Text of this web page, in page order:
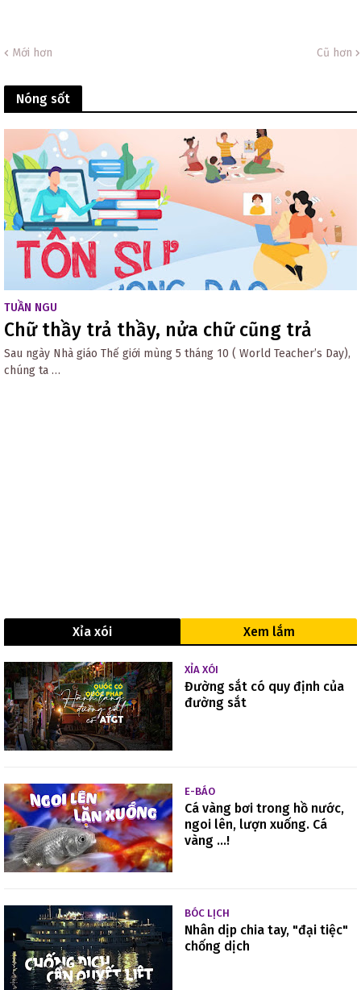
Mới hơn Cũ hơn
Nóng sốt
TUẦN NGU
Chữ thầy trả thầy, nửa chữ cũng trả
Sau ngày Nhà giáo Thế giới mùng 5 tháng 10 ( World Teacher’s Day),
chúng ta …
Xỉa xói Xem lắm
XỈA XÓI
Đường sắt có quy định của
đường sắt
E-BÁO
Cá vàng bơi trong hồ nước,
ngoi lên, lượn xuống. Cá
vàng ...!
BÓC LỊCH
Nhân dịp chia tay, "đại tiệc"
chống dịch